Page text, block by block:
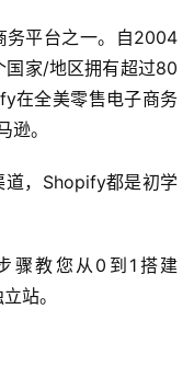
平台之一。自2004
家/地区拥有超过80
在全美零售电子商务
。
道，Shopify都是初学
骤教您从0到1搭建
站。